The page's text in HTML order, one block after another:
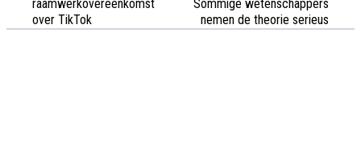
raamwerkovereenkomst
over TikTok
Sommige wetenschappers
nemen de theorie serieus